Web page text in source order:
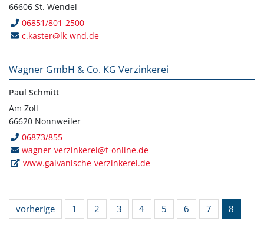
66606 St. Wendel
06851/801-2500
c.kaster@lk-wnd.de
Wagner GmbH & Co. KG Verzinkerei
Paul Schmitt
Am Zoll
66620 Nonnweiler
06873/855
wagner-verzinkerei@t-online.de
www.galvanische-verzinkerei.de
vorherige 1 2 3 4 5 6 7 8